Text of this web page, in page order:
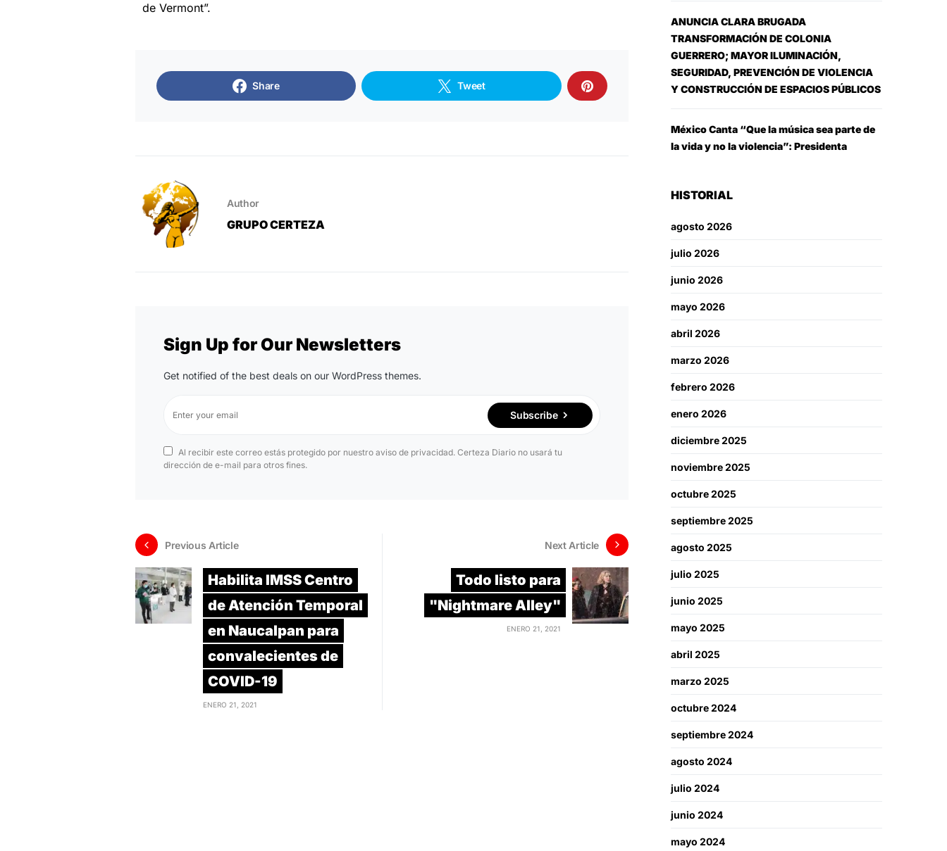
de Vermont”.
Share Tweet
Author
GRUPO CERTEZA
Sign Up for Our Newsletters
Get notified of the best deals on our WordPress themes.
Subscribe
Al recibir este correo estás protegido por nuestro aviso de privacidad. Certeza Diario no usará tu
dirección de e-mail para otros fines.
Previous Article
Habilita IMSS Centro
de Atención Temporal
en Naucalpan para
convalecientes de
COVID-19
ENERO 21, 2021
Next Article
Todo listo para
"Nightmare Alley"
ENERO 21, 2021
ANUNCIA CLARA BRUGADA
TRANSFORMACIÓN DE COLONIA
GUERRERO; MAYOR ILUMINACIÓN,
SEGURIDAD, PREVENCIÓN DE VIOLENCIA
Y CONSTRUCCIÓN DE ESPACIOS PÚBLICOS
México Canta “Que la música sea parte de
la vida y no la violencia”: Presidenta
HISTORIAL
agosto 2026
julio 2026
junio 2026
mayo 2026
abril 2026
marzo 2026
febrero 2026
enero 2026
diciembre 2025
noviembre 2025
octubre 2025
septiembre 2025
agosto 2025
julio 2025
junio 2025
mayo 2025
abril 2025
marzo 2025
octubre 2024
septiembre 2024
agosto 2024
julio 2024
junio 2024
mayo 2024